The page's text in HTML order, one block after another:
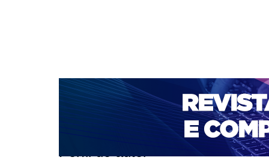
CAPA SOBRE ACESSO CADASTRO
NOTÍCIAS
PORTAL DE REVISTAS DA UNIFACS
PARA AVALIADORES
NOVA SUBMISSÃO